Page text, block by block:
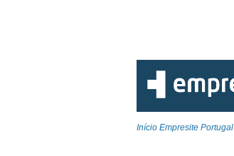
Início Empresite Portugal